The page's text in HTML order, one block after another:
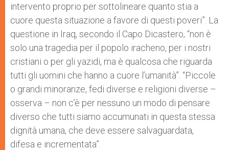
intervento proprio per sottolineare quanto stia a
cuore questa situazione a favore di questi poveri”. La
questione in Iraq, secondo il Capo Dicastero, “non è
solo una tragedia per il popolo iracheno, per i nostri
cristiani o per gli yazidi, ma è qualcosa che riguarda
tutti gli uomini che hanno a cuore l’umanità”. “Piccole
o grandi minoranze, fedi diverse e religioni diverse –
osserva – non c’è per nessuno un modo di pensare
diverso che tutti siamo accumunati in questa stessa
dignità umana, che deve essere salvaguardata,
difesa e incrementata”.